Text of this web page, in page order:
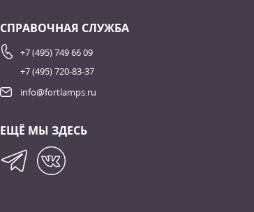
СПРАВОЧНАЯ СЛУЖБА
+7 (495) 749 66 09
+7 (495) 720-83-37
info@fortlamps.ru
ЕЩЁ МЫ ЗДЕСЬ